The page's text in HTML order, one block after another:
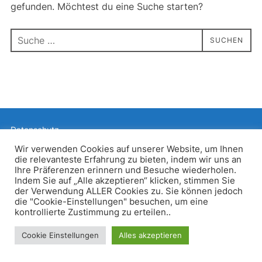
gefunden. Möchtest du eine Suche starten?
Suchen
nach:
SUCHEN
Datenschutz
Inspiro WordPress Theme von WPZOOM
Wir verwenden Cookies auf unserer Website, um Ihnen
die relevanteste Erfahrung zu bieten, indem wir uns an
Ihre Präferenzen erinnern und Besuche wiederholen.
Indem Sie auf „Alle akzeptieren“ klicken, stimmen Sie
der Verwendung ALLER Cookies zu. Sie können jedoch
die "Cookie-Einstellungen" besuchen, um eine
kontrollierte Zustimmung zu erteilen..
Cookie Einstellungen Alles akzeptieren